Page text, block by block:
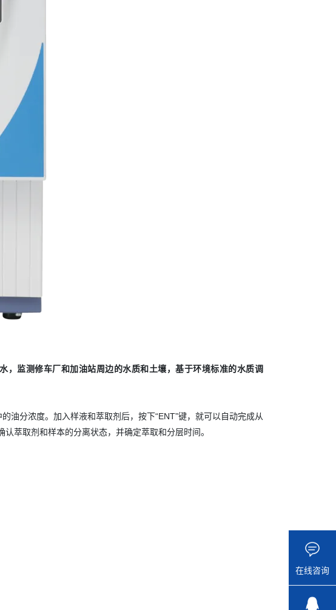
， 监测修车厂和加油站周边的水质和土壤，基于环境标准的水质调
油分浓度。 加入样液和萃取剂后，按下“ENT”键，就可以自动完成从
萃取剂和样本的分离状态，并确定萃取和分层时间。
在线咨询